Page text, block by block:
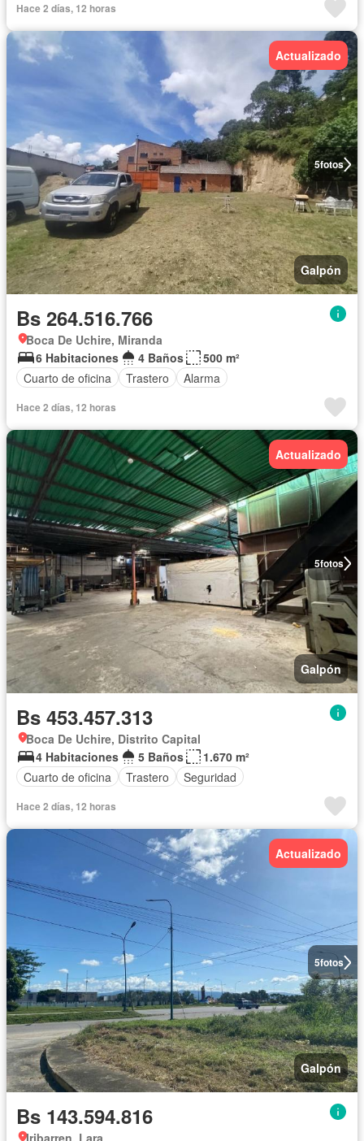
Hace 2 días, 12 horas
5fotos
Actualizado
Galpón
Bs 264.516.766
Boca De Uchire, Miranda
6 Habitaciones
4 Baños
500 m²
Cuarto de oficina
Trastero Alarma
Hace 2 días, 12 horas
5fotos
Actualizado
Galpón
Bs 453.457.313
Boca De Uchire, Distrito Capital
4 Habitaciones
5 Baños
1.670 m²
Cuarto de oficina
Trastero Seguridad
Hace 2 días, 12 horas
5fotos
Actualizado
Galpón
Bs 143.594.816